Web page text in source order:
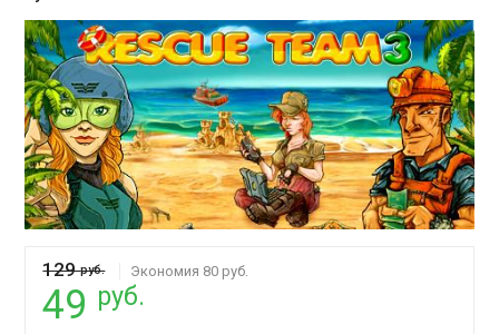
129руб. Экономия 80 руб.
49 руб.